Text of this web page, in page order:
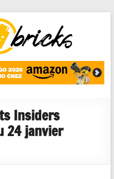
Insiders
24 janvier